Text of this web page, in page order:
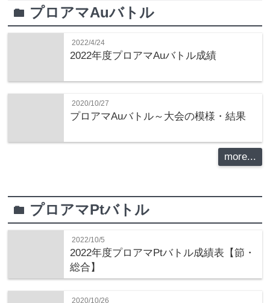
folder プロアマAuバトル
2022/4/24
2022年度プロアマAuバトル成績
2020/10/27
プロアマAuバトル～大会の模様・結果
more...
folder プロアマPtバトル
2022/10/5
2022年度プロアマPtバトル成績表【節・
総合】
2020/10/26